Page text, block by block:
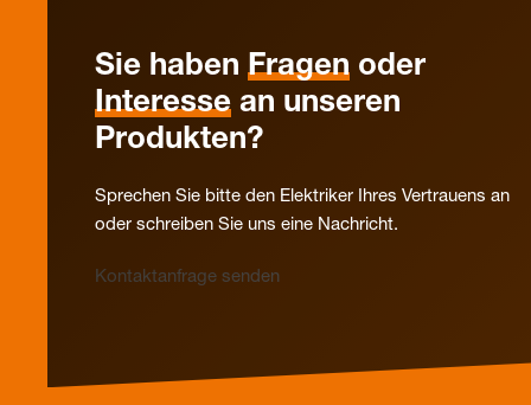
Sie haben Fragen oder
Interesse an unseren
Produkten?
Sprechen Sie bitte den Elektriker Ihres Vertrauens an
oder schreiben Sie uns eine Nachricht.
Kontaktanfrage senden